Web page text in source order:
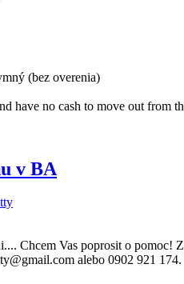
(bez overenia)
have no cash to move out from
v BA
Chcem Vas poprosit o pomoc!
alebo 0902 921